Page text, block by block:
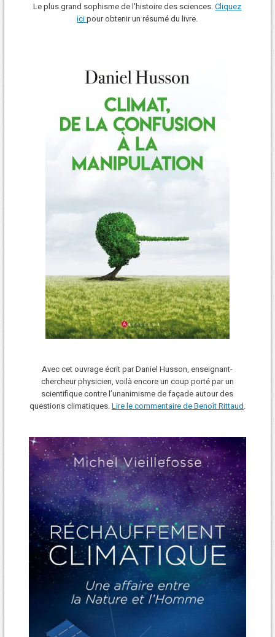
Le plus grand sophisme de l'histoire des sciences.Cliquez
icipour obtenir un résumé du livre.
Avec cet ouvrage écrit par Daniel Husson, enseignant-
chercheur physicien, voilà encore un coup porté par un
scientifique contre l’unanimisme de façade autour des
questions climatiques. Lire le commentaire de Benoît Rittaud